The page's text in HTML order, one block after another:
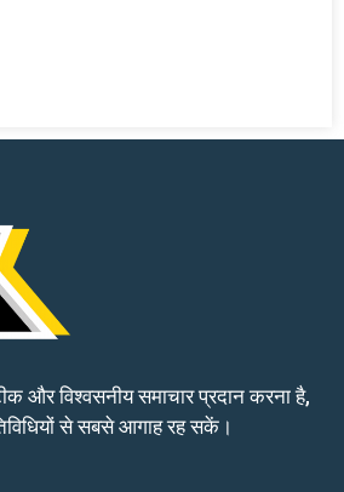
और विश्वसनीय समाचार प्रदान करना है,
से सबसे आगाह रह सकें।